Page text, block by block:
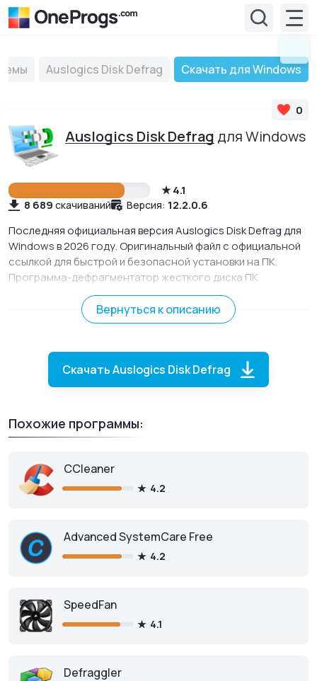
Auslogics Disk Defrag Скачать для Windows
Auslogics Disk Defrag для Windows
0
4.1
8 689 скачиваний Версия: 12.2.0.6
Последняя официальная версия Auslogics Disk Defrag для
Windows в 2026 году. Оригинальный файл с официальной
ссылкой для быстрой и безопасной установки на ПК.
Программа-дефрагментатор жесткого диска ПК
упорядочит все файлы и данные в системе ПК, и
оптимизирует работу с ними.Вернуться к описанию
Скачать Auslogics Disk Defrag
Похожие программы:
CCleaner
4.2
Advanced SystemCare Free
4.2
SpeedFan
4.1
Defraggler